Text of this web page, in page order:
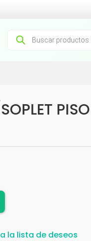
Búsqueda
productos
la lista de deseos